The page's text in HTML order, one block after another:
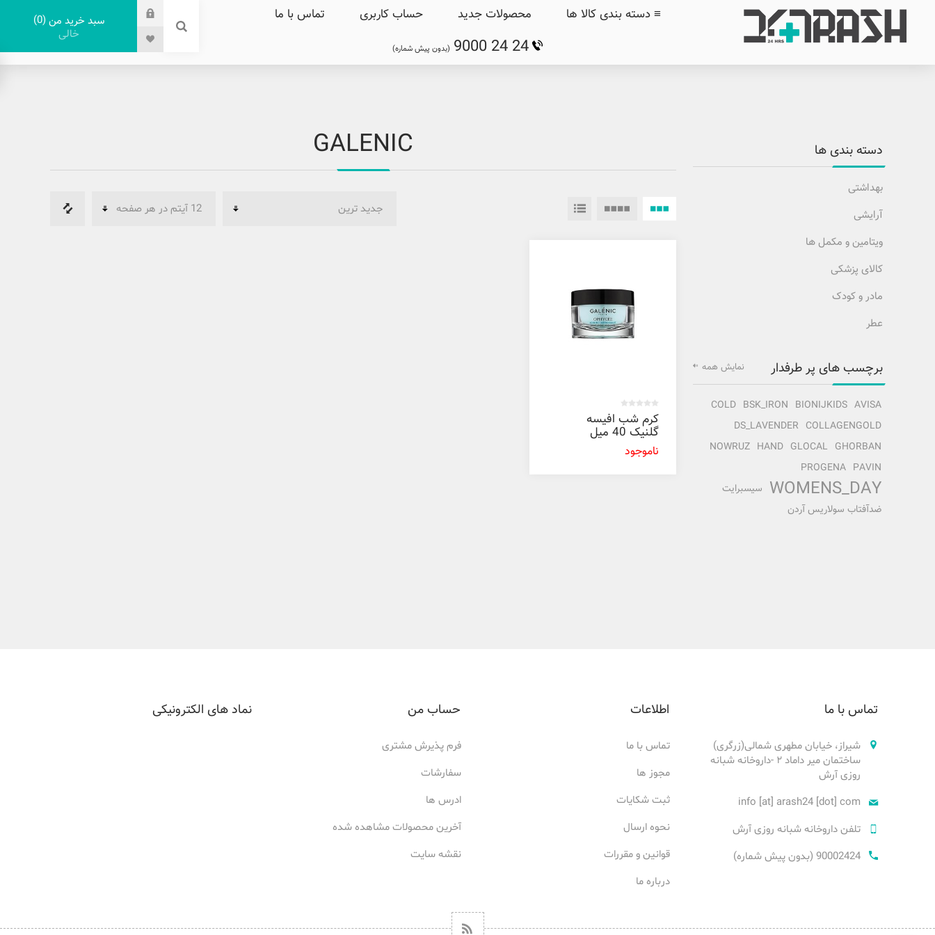
≡ دسته بندی کالا ها محصولات جدید حساب کاربری تماس با ما
9000 24 24 (بدون پیش شماره)
سبد خرید من 0
خالی
GALENIC
کرم شب افیسه
گلنیک 40 میل
ناموجود
دسته بندی ها
بهداشتی
آرایشی
ویتامین و مکمل ها
کالای پزشکی
مادر و کودک
عطر
برچسب های پر طرفدار
AVISA
BIONIJKIDS
BSK_IRON
COLD
COLLAGENGOLD
DS_LAVENDER
GHORBAN
GLOCAL
HAND
NOWRUZ
PAVIN
PROGENA
WOMENS_DAY سیسبرایت
ضدآفتاب سولاریس آردن
نمایش همه
تماس با ما
شیراز، خیابان مطهری شمالی(زرگری)
ساختمان میر داماد ۲ -داروخانه شبانه
روزی آرش
info [at] arash24 [dot] com
تلفن داروخانه شبانه روزی آرش
90002424 (بدون پیش شماره)
اطلاعات
تماس با ما
مجوز ها
ثبت شکایات
نحوه ارسال
قوانین و مقررات
درباره ما
حساب من
فرم پذیرش مشتری
سفارشات
ادرس ها
آخرین محصولات مشاهده شده
نقشه سایت
نماد های الکترونیکی